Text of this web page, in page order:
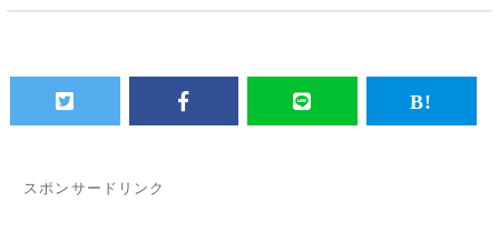
スポンサードリンク